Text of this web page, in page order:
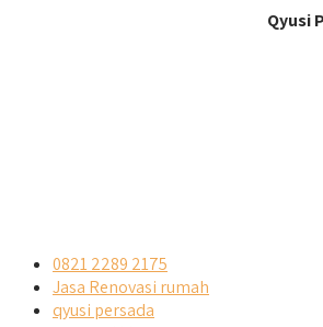
Qyusi
0821 2289 2175
Jasa Renovasi rumah
qyusi persada